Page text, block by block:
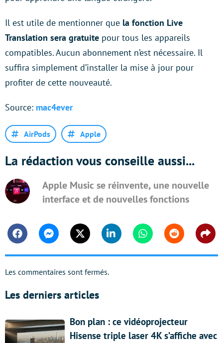
Il est utile de mentionner que la fonction Live
Translation sera gratuite pour tous les appareils
compatibles. Aucun abonnement n’est nécessaire. Il
suffira simplement d’installer la mise à jour pour
profiter de cette nouveauté.
Source: mac4ever
AirPods Apple
La rédaction vous conseille aussi...
Apple Music se réinvente, une nouvelle
interface et de nouvelles fonctions
FacebookMessengerTwitter Linkedin WhatsappReddit
Les commentaires sont fermés.
Les derniers articles
Bon plan : ce vidéoprojecteur
Hisense triple laser 4K s’affiche avec